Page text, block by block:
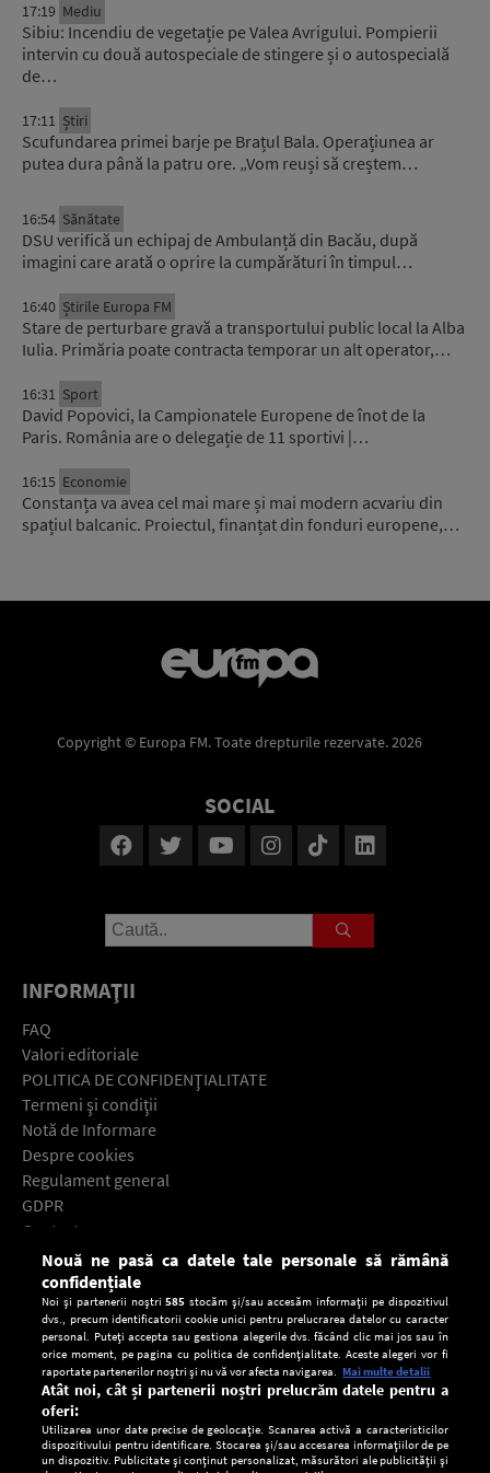
17:19 Mediu
Sibiu: Incendiu de vegetație pe Valea Avrigului. Pompierii
intervin cu două autospeciale de stingere și o autospecială
de…
17:11 Știri
Scufundarea primei barje pe Brațul Bala. Operațiunea ar
putea dura până la patru ore. „Vom reuși să creștem…
16:54 Sănătate
DSU verifică un echipaj de Ambulanță din Bacău, după
imagini care arată o oprire la cumpărături în timpul…
16:40 Știrile Europa FM
Stare de perturbare gravă a transportului public local la Alba
Iulia. Primăria poate contracta temporar un alt operator,…
16:31 Sport
David Popovici, la Campionatele Europene de înot de la
Paris. România are o delegație de 11 sportivi |…
16:15 Economie
Constanța va avea cel mai mare și mai modern acvariu din
spațiul balcanic. Proiectul, finanțat din fonduri europene,…
Copyright © Europa FM. Toate drepturile rezervate. 2026
SOCIAL
INFORMAŢII
FAQ
Valori editoriale
POLITICA DE CONFIDENŢIALITATE
Termeni şi condiţii
Notă de Informare
Despre cookies
Regulament general
GDPR
Contact
Descarcă gratuit aplicaţia Europa FM pentru smartphone:
Nouă ne pasă ca datele tale personale să rămână
confidențiale
Noi și partenerii noștri585 stocăm și/sau accesăm informații pe dispozitivul
dvs., precum identificatorii cookie unici pentru prelucrarea datelor cu caracter
personal. Puteți accepta sau gestiona alegerile dvs. făcând clic mai jos sau în
orice moment, pe pagina cu politica de confidențialitate. Aceste alegeri vor fi
raportate partenerilor noștri și nu vă vor afecta navigarea. Mai multe detalii
Atât noi, cât și partenerii noștri prelucrăm datele pentru a
oferi:
Utilizarea unor date precise de geolocație. Scanarea activă a caracteristicilor
dispozitivului pentru identificare. Stocarea și/sau accesarea informațiilor de pe
un dispozitiv. Publicitate și conținut personalizat, măsurători ale publicității și